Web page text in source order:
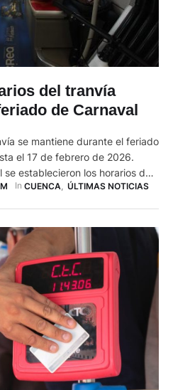
del tranvía
de Carnaval
se mantiene durante el feriado
el 17 de febrero de 2026.
establecieron los horarios de
de paso de las unidades
In CUENCA ÚLTIMAS NOTICIAS